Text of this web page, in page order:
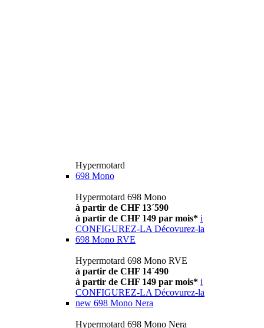
Hypermotard
698 Mono
Hypermotard 698 Mono
à partir de CHF 13´590
à partir de CHF 149 par mois* i
CONFIGUREZ-LA Décovurez-la
698 Mono RVE
Hypermotard 698 Mono RVE
à partir de CHF 14´490
à partir de CHF 149 par mois* i
CONFIGUREZ-LA Décovurez-la
new 698 Mono Nera
Hypermotard 698 Mono Nera